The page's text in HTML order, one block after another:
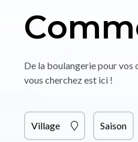
De la boulangerie pour
vous cherchez est ici !
Village Saison